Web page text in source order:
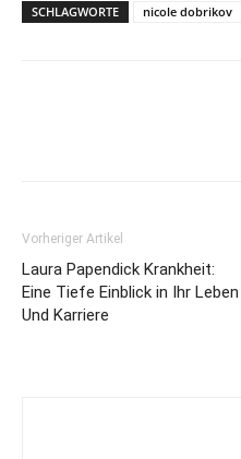
SCHLAGWORTE nicole dobrikov
Vorheriger Artikel
Laura Papendick Krankheit:
Eine Tiefe Einblick in Ihr Leben
Und Karriere